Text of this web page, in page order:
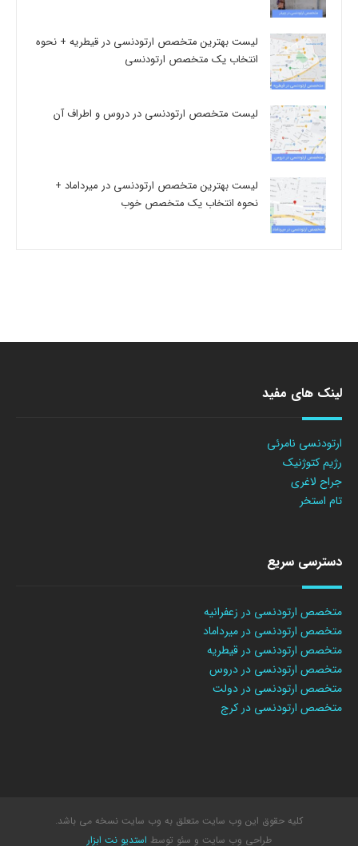
لیست بهترین متخصص ارتودنسی در قیطریه + نحوه
انتخاب یک متخصص ارتودنسی
لیست متخصص ارتودنسی در دروس و اطراف آن
لیست بهترین متخصص ارتودنسی در میرداماد +
نحوه انتخاب یک متخصص خوب
لینک های مفید
ارتودنسی نامرئی
رژیم کتوژنیک
جراح لاغری
تام استخر
دسترسی سریع
متخصص ارتودنسی در زعفرانیه
متخصص ارتودنسی در میرداماد
متخصص ارتودنسی در قیطریه
متخصص ارتودنسی در دروس
متخصص ارتودنسی در دولت
متخصص ارتودنسی در کرج
کلیه حقوق این وب سایت متعلق به وب سایت نسخه می باشد.
طراحی وب سایت و سئو توسط استدیو نت ابزار